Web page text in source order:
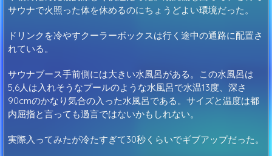
サウナで火照った体を休めるのにちょうどよい環境だった。
ドリンクを冷やすクーラーボックスは行く途中の通路に配置さ
れている。
サウナブース手前側には大きい水風呂がある。この水風呂は
5,6人は入れそうなプールのような水風呂で水温13度、深さ
90cmのかなり気合の入った水風呂である。サイズと温度は都
内屈指と言っても過言ではないかもしれない。
実際入ってみたが冷たすぎて30秒くらいでギブアップだった。